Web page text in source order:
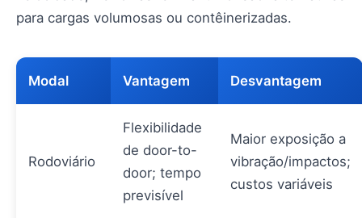
para cargas volumosas ou contêinerizadas.
Modal Vantagem Desvantagem
Rodoviário
Flexibilidade
de door-to-
door; tempo
previsível
Maior exposição a
vibração/impactos;
custos variáveis